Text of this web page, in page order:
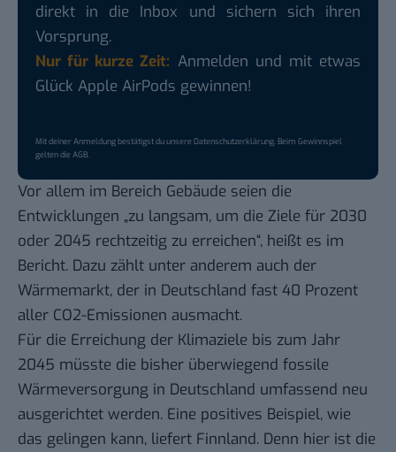
direkt in die Inbox und sichern sich ihren
Vorsprung.
Nur für kurze Zeit: Anmelden und mit etwas
Glück Apple AirPods gewinnen!
Mit deiner Anmeldung bestätigst du unsereDatenschutzerklärung. Beim Gewinnspiel
gelten dieAGB.
Vor allem im Bereich Gebäude seien die
Entwicklungen „zu langsam, um die Ziele für 2030
oder 2045 rechtzeitig zu erreichen“, heißt es im
Bericht. Dazu zählt unter anderem auch der
Wärmemarkt, der in Deutschland fast 40 Prozent
aller CO2-Emissionen ausmacht.
Für die Erreichung der Klimaziele bis zum Jahr
2045 müsste die bisher überwiegend fossile
Wärmeversorgung in Deutschland umfassend neu
ausgerichtet werden. Eine positives Beispiel, wie
das gelingen kann, liefert Finnland. Denn hier ist die